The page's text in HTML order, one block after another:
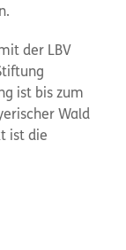
der LBV
ist bis zum
Wald
ist die